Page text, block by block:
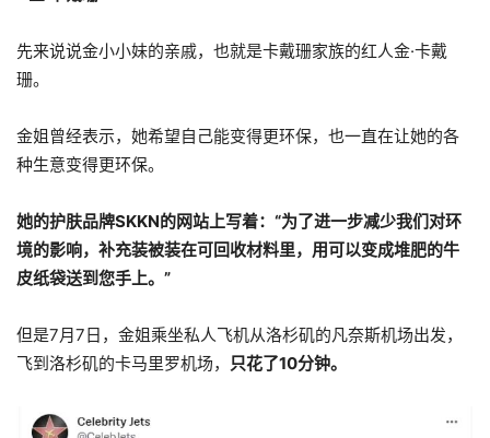
先来说说金小小妹的亲戚，也就是卡戴珊家族的红人金·卡戴
珊。
金姐曾经表示，她希望自己能变得更环保，也一直在让她的各
种生意变得更环保。
她的护肤品牌SKKN的网站上写着：“为了进一步减少我们对环
境的影响，补充装被装在可回收材料里，用可以变成堆肥的牛
皮纸袋送到您手上。”
但是7月7日，金姐乘坐私人飞机从洛杉矶的凡奈斯机场出发，
飞到洛杉矶的卡马里罗机场，
只花了10分钟。